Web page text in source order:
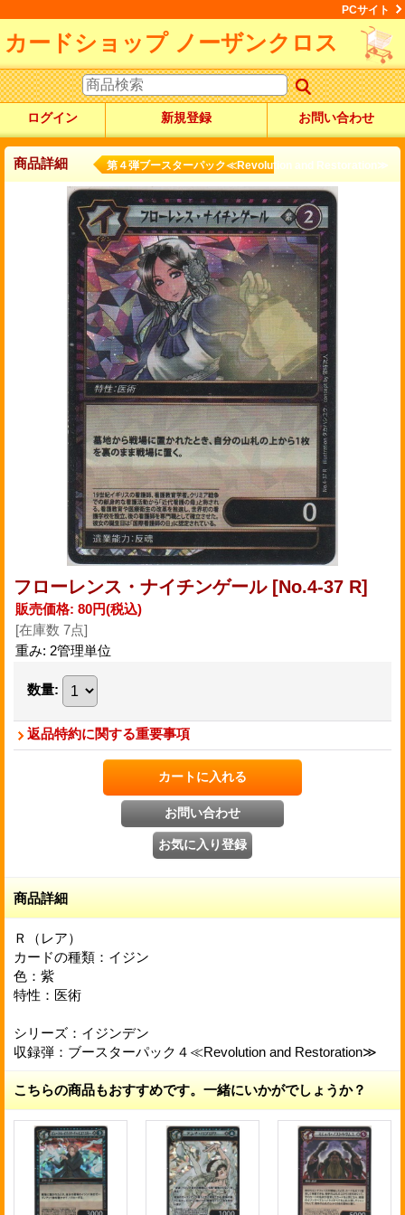
PCサイト
カードショップ ノーザンクロス
ログイン 新規登録 お問い合わせ
商品詳細 第４弾ブースターパック≪Revolution and Restoration≫
フローレンス・ナイチンゲール [No.4-37 R]
販売価格: 80円(税込)
[在庫数 7点]
重み: 2管理単位
数量:
返品特約に関する重要事項
商品詳細
Ｒ（レア）
カードの種類：イジン
色：紫
特性：医術
シリーズ：イジンデン
収録弾：ブースターパック４≪Revolution and Restoration≫
こちらの商品もおすすめです。一緒にいかがでしょうか？